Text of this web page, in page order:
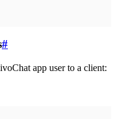
#
app user to a client: